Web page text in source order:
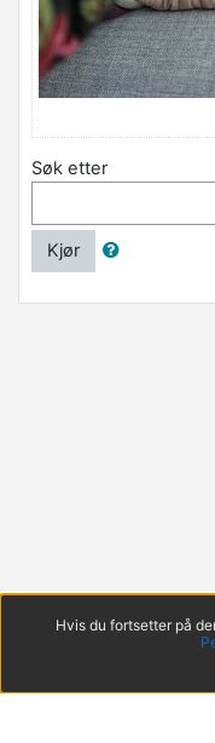
Søk etter
Kjør
Hvis du fortsetter på